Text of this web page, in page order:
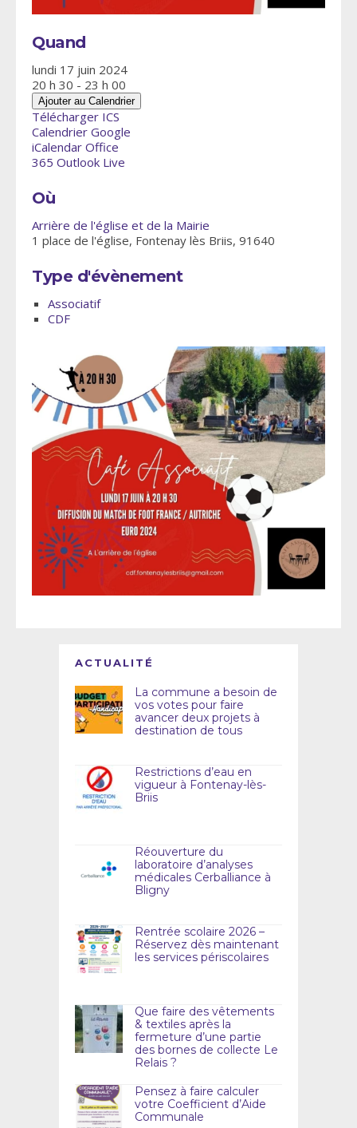
Quand
lundi 17 juin 2024
20 h 30 - 23 h 00
Ajouter au Calendrier
Télécharger ICS
Calendrier Google
iCalendar Office
365 Outlook Live
Où
Arrière de l'église et de la Mairie
1 place de l'église, Fontenay lès Briis, 91640
Type d'évènement
Associatif
CDF
ACTUALITÉ
La commune a besoin de
vos votes pour faire
avancer deux projets à
destination de tous
Restrictions d’eau en
vigueur à Fontenay-lès-
Briis
Réouverture du
laboratoire d’analyses
médicales Cerballiance à
Bligny
Rentrée scolaire 2026 –
Réservez dès maintenant
les services périscolaires
Que faire des vêtements
& textiles après la
fermeture d’une partie
des bornes de collecte Le
Relais ?
Pensez à faire calculer
votre Coefficient d’Aide
Communale